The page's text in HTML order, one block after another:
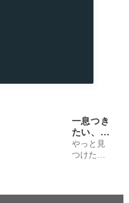
一息つき
たい、お
茶気分。
こだわり
やっと見
つけた、